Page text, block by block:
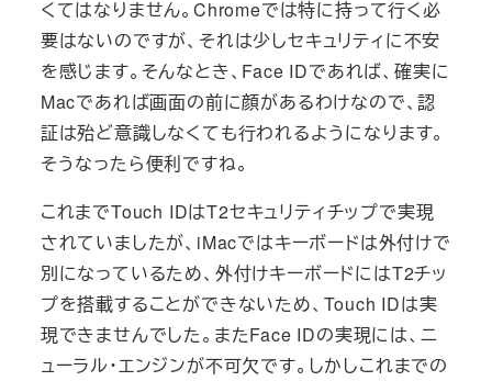
くてはなりません。Chromeでは特に持って行く必
要はないのですが、それは少しセキュリティに不安
を感じます。そんなとき、Face IDであれば、確実に
Macであれば画面の前に顔があるわけなので、認
証は殆ど意識しなくても行われるようになります。
そうなったら便利ですね。
これまでTouch IDはT2セキュリティチップで実現
されていましたが、iMacではキーボードは外付けで
別になっているため、外付けキーボードにはT2チッ
プを搭載することができないため、Touch IDは実
現できませんでした。またFace IDの実現には、ニ
ューラル・エンジンが不可欠です。しかしこれまでの